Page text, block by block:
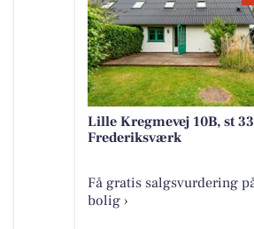
Lille Kregmevej 10B, st
Frederiksværk
Få gratis salgsvurdering
bolig ›